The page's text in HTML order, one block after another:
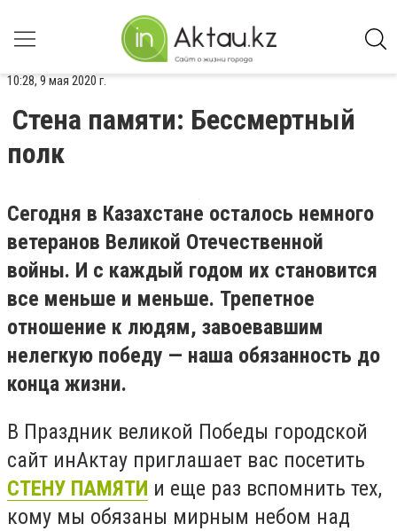
10:28, 9 мая 2020 г.
Стена памяти: Бессмертный
полк
Сегодня в Казахстане осталось немного
ветеранов Великой Отечественной
войны. И с каждый годом их становится
все меньше и меньше. Трепетное
отношение к людям, завоевавшим
нелегкую победу — наша обязанность до
конца жизни.
В Праздник великой Победы городской
сайт инАктау приглашает вас посетить
СТЕНУ ПАМЯТИ и еще раз вспомнить тех,
кому мы обязаны мирным небом над